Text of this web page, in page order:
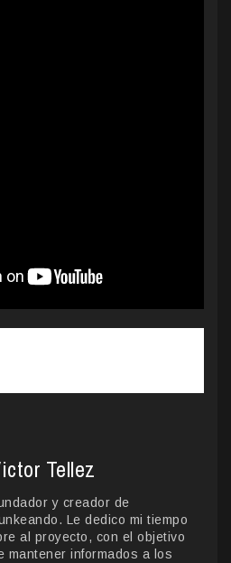
Tellez
y creador de
Le dedico mi tiempo
al proyecto, con el objetivo
mantener informados a los